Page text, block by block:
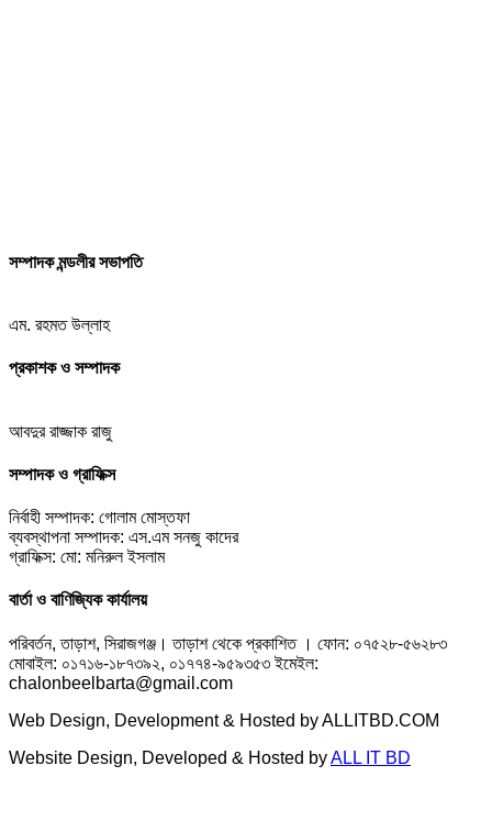
সম্পাদক মন্ডলীর সভাপতি
এম. রহমত উল্লাহ
প্রকাশক ও সম্পাদক
আবদুর রাজ্জাক রাজু
সম্পাদক ও গ্রাফিক্স
নির্বাহী সম্পাদক: গোলাম মোস্তফা
ব্যবস্থাপনা সম্পাদক: এস.এম সনজু কাদের
গ্রাফিক্স: মো: মনিরুল ইসলাম
বার্তা ও বাণিজ্যিক কার্যালয়
পরিবর্তন, তাড়াশ, সিরাজগঞ্জ। তাড়াশ থেকে প্রকাশিত । ফোন: ০৭৫২৮-৫৬২৮৩
মোবাইল: ০১৭১৬-১৮৭৩৯২, ০১৭৭৪-৯৫৯৩৫৩ ইমেইল:
chalonbeelbarta@gmail.com
Web Design, Development & Hosted by ALLITBD.COM
Website Design, Developed & Hosted byALL IT BD